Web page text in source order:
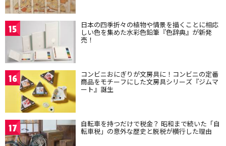
15 日本の四季折々の植物や情景を描くことに相応
しい色を集めた水彩色鉛筆『色辞典』が新発
売！
16 コンビニおにぎりが文房具に！コンビニの定番
商品をモチーフにした文房具シリーズ『ジムマ
ート』誕生
17 自転車を持つだけで税金？ 昭和まで続いた「自
転車税」の意外な歴史と脱税が横行した理由